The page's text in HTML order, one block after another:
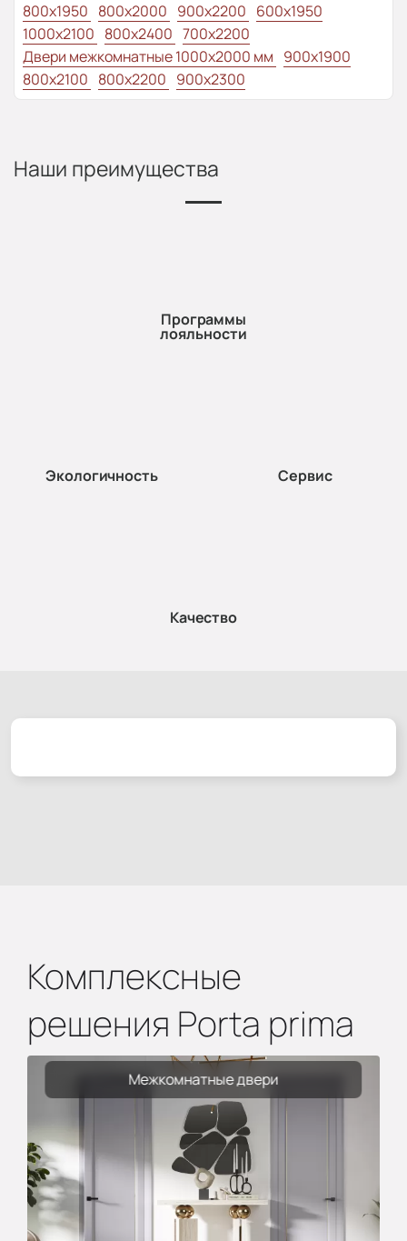
800х1950 800x2000 900x2200 600x1950
1000x2100 800x2400 700x2200
Двери межкомнатные 1000х2000 мм 900x1900
800x2100 800x2200 900x2300
Наши преимущества
Программы
лояльности
Экологичность Сервис
Качество
Комплексные
решения Porta prima
Межкомнатные двери